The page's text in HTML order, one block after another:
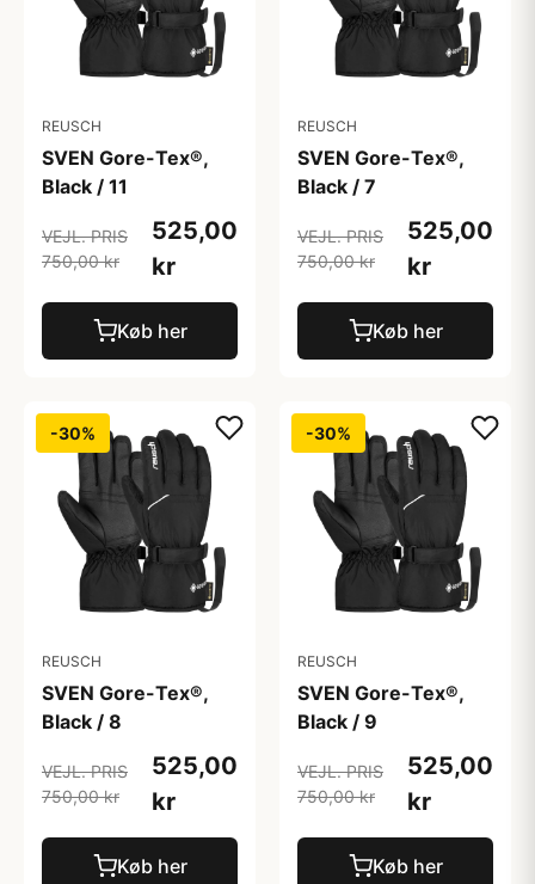
REUSCH
SVEN Gore-Tex®,
Black / 11
VEJL. PRIS
750,00 kr
525,00
kr
Køb her
REUSCH
SVEN Gore-Tex®,
Black / 7
VEJL. PRIS
750,00 kr
525,00
kr
Køb her
-30%
REUSCH
SVEN Gore-Tex®,
Black / 8
VEJL. PRIS
750,00 kr
525,00
kr
Køb her
-30%
REUSCH
SVEN Gore-Tex®,
Black / 9
VEJL. PRIS
750,00 kr
525,00
kr
Køb her